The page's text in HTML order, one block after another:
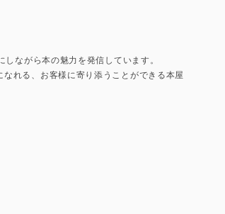
ながら本の魅力を発信しています。
れる、お客様に寄り添うことができる本屋